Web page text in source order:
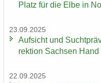
Platz für die Elbe in
23.09.2025
Auf­sicht und
rek­ti­on Sach­sen Hand
22.09.2025